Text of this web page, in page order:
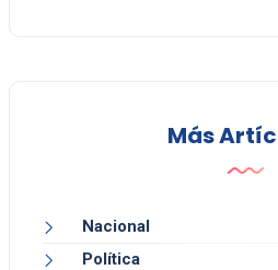
Más
Nacional
Política